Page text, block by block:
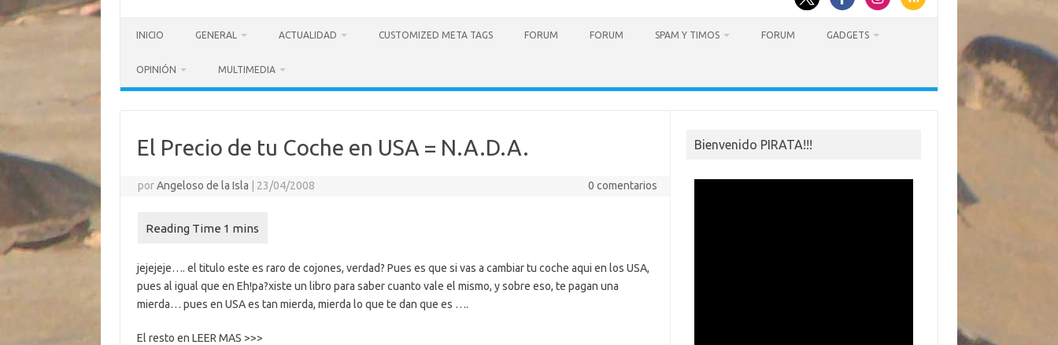
INICIO GENERAL ACTUALIDAD CUSTOMIZED META TAGS FORUM FORUM SPAM Y TIMOS FORUM GADGETS
OPINIÓN MULTIMEDIA
El Precio de tu Coche en USA = N.A.D.A.
porAngeloso de la Isla 23/04/2008 0 comentarios
jejejeje…. el titulo este es raro de cojones, verdad? Pues es que si vas a cambiar tu coche aqui en los USA,
pues al igual que en Eh!pa?xiste un libro para saber cuanto vale el mismo, y sobre eso, te pagan una
mierda… pues en USA es tan mierda, mierda lo que te dan que es ….
El resto en LEER MAS >>>
Bienvenido PIRATA!!!